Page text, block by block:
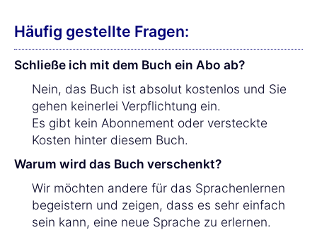
Häufig gestellte Fragen:
Schließe ich mit dem Buch ein Abo ab?
Nein, das Buch ist absolut kostenlos und Sie
gehen keinerlei Verpflichtung ein.
Es gibt kein Abonnement oder versteckte
Kosten hinter diesem Buch.
Warum wird das Buch verschenkt?
Wir möchten andere für das Sprachenlernen
begeistern und zeigen, dass es sehr einfach
sein kann, eine neue Sprache zu erlernen.